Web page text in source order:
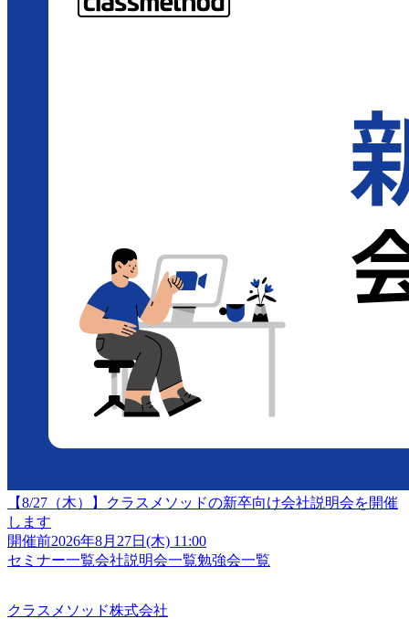
【8/27（木）】クラスメソッドの新卒向け会社説明会を開催
します
開催前2026年8月27日(木) 11:00
セミナー一覧会社説明会一覧勉強会一覧
クラスメソッド株式会社